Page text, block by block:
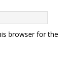
browser for the